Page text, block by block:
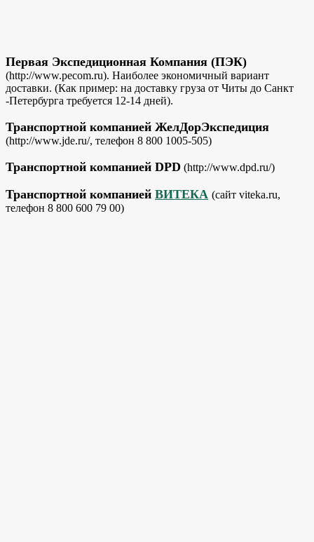
Первая Экспедиционная Компания (ПЭК)
(http://www.pecom.ru). Наиболее экономичный вариант
доставки. (Как пример: на доставку груза от Читы до Санкт
-Петербурга требуется 12-14 дней).
Транспортной компанией ЖелДорЭкспедиция
(http://www.jde.ru/, телефон 8 800 1005-505)
Транспортной компанией DPD (http://www.dpd.ru/)
Транспортной компанией ВИТЕКА (сайт viteka.ru,
телефон 8 800 600 79 00)